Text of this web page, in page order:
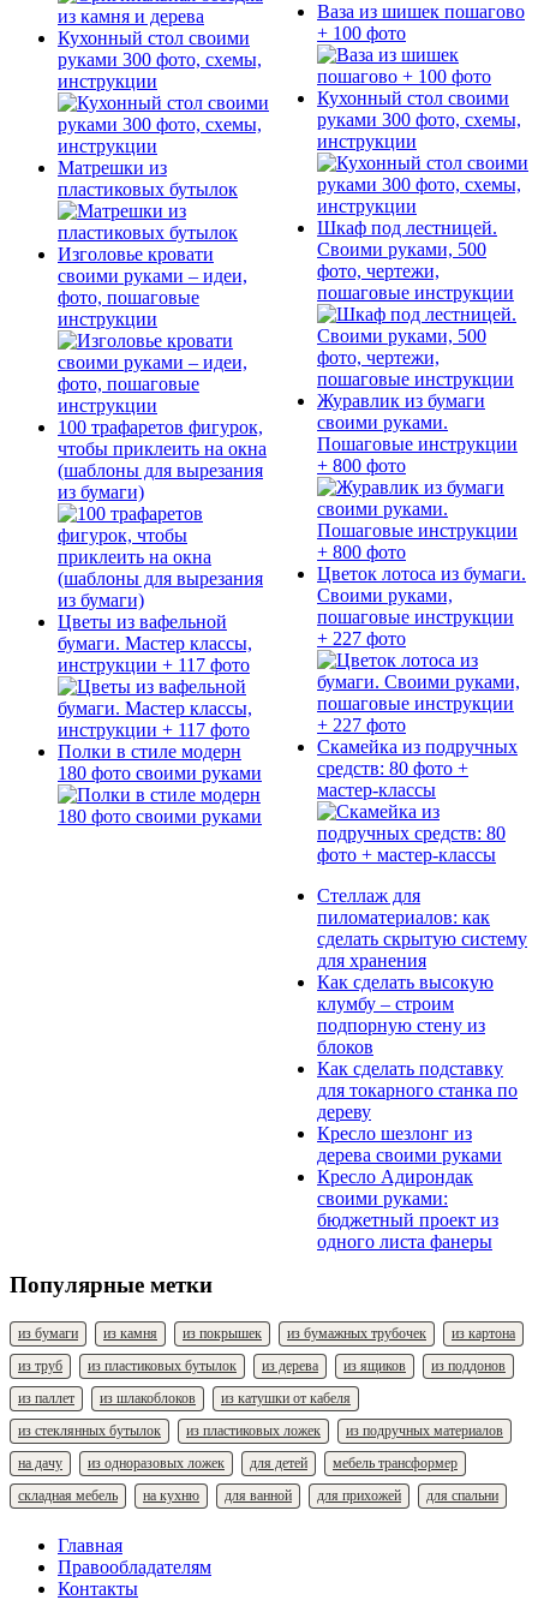
Кухонный стол своими
руками 300 фото, схемы,
инструкции
Матрешки из
пластиковых бутылок
Изголовье кровати
своими руками – идеи,
фото, пошаговые
инструкции
100 трафаретов фигурок,
чтобы приклеить на окна
(шаблоны для вырезания
из бумаги)
Цветы из вафельной
бумаги. Мастер классы,
инструкции + 117 фото
Полки в стиле модерн
180 фото своими руками
Ваза из шишек пошагово
+ 100 фото
Кухонный стол своими
руками 300 фото, схемы,
инструкции
Шкаф под лестницей.
Своими руками, 500
фото, чертежи,
пошаговые инструкции
Журавлик из бумаги
своими руками.
Пошаговые инструкции
+ 800 фото
Цветок лотоса из бумаги.
Своими руками,
пошаговые инструкции
+ 227 фото
Скамейка из подручных
средств: 80 фото +
мастер-классы
Стеллаж для
пиломатериалов: как
сделать скрытую систему
для хранения
Как сделать высокую
клумбу – строим
подпорную стену из
блоков
Как сделать подставку
для токарного станка по
дереву
Кресло шезлонг из
дерева своими руками
Кресло Адирондак
своими руками:
бюджетный проект из
одного листа фанеры
Популярные метки
из бумаги из камня из покрышек из бумажных трубочек
из картона
из труб
из пластиковых бутылок из дерева из ящиков
из поддонов
из паллет
из шлакоблоков
из катушки от кабеля
из стеклянных бутылок
из пластиковых ложек
из подручных материалов
на дачу
из одноразовых ложек для детей
мебель трансформер
складная мебель
на кухню для ванной для прихожей для спальни
Главная
Правообладателям
Контакты